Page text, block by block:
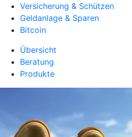
Versicherung & Schützen
Geldanlage & Sparen
Bitcoin
Übersicht
Beratung
Produkte